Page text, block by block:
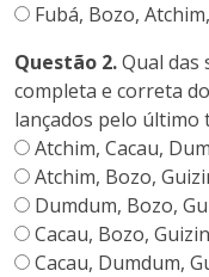
Fubá, Bozo,
Questão 2.Qual das
completa e correta
lançados pelo último
Atchim, Cacau,
Atchim, Bozo,
Dumdum, Bozo,
Cacau, Bozo, Guizin
Cacau, Dumdum,